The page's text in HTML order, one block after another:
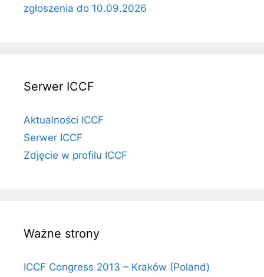
zgłoszenia do 10.09.2026
Serwer ICCF
Aktualności ICCF
Serwer ICCF
Zdjęcie w profilu ICCF
Ważne strony
ICCF Congress 2013 – Kraków (Poland)